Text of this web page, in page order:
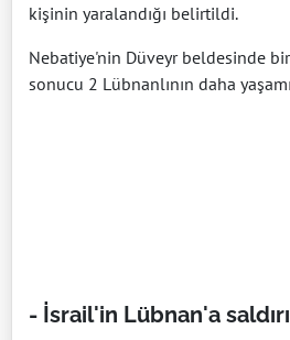
kişinin yaralandığı belirtildi.
Nebatiye'nin Düveyr beldesinde bir
sonucu 2 Lübnanlının daha
- İsrail'in Lübnan'a